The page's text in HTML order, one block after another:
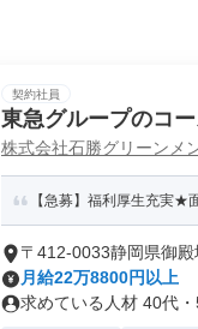
契約社員
東急グループのコ
株式会社石勝グリーンメ
【急募】福利厚生充実★
〒412-0033静岡県御殿
月給22万8800円以上
求めている人材 40代